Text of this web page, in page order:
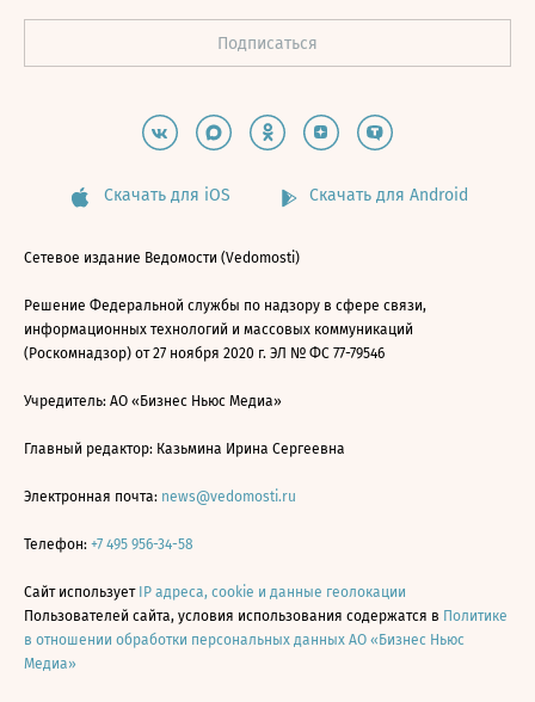
Скачать для iOS Скачать для Android
Сетевое издание Ведомости (Vedomosti)
Решение Федеральной службы по надзору в сфере связи,
информационных технологий и массовых коммуникаций
(Роскомнадзор) от 27 ноября 2020 г. ЭЛ № ФС 77-79546
Учредитель: АО «Бизнес Ньюс Медиа»
Главный редактор: Казьмина Ирина Сергеевна
Электронная почта: news@vedomosti.ru
Телефон: +7 495 956-34-58
Сайт использует IP адреса, cookie и данные геолокации
Пользователей сайта, условия использования содержатся в Политике
в отношении обработки персональных данных АО «Бизнес Ньюс
Медиа»